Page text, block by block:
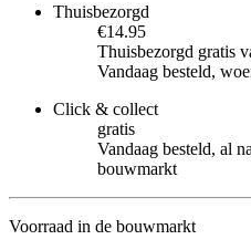
Thuisbezorgd
€14.95
Thuisbezorgd gratis
Vandaag besteld,
Click & collect
gratis
Vandaag besteld, al
bouwmarkt
Voorraad in de bouwmarkt